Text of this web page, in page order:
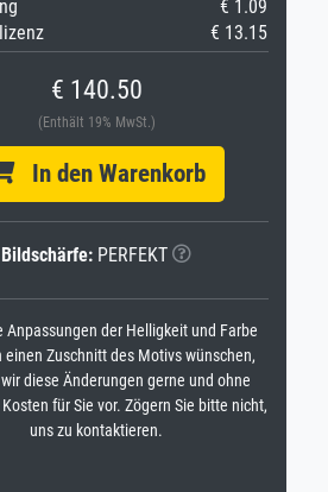
€ 1.09
€ 13.15
€ 140.50
(Enthält 19% MwSt.)
In den Warenkorb
Bildschärfe: PERFEKT
Anpassungen der Helligkeit und Farbe
einen Zuschnitt des Motivs wünschen,
diese Änderungen gerne und ohne
für Sie vor. Zögern Sie bitte nicht,
uns zu kontaktieren.